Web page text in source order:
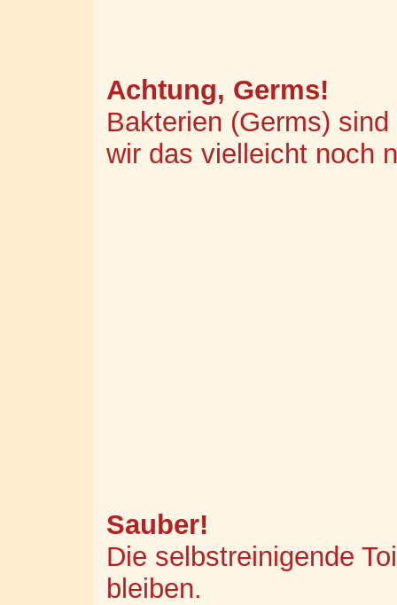
Achtung, Germs!
Bakterien (Germs)
wir das vielleicht noch
Sauber!
Die selbstreinigende
bleiben.